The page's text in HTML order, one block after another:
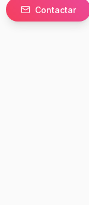
Contactar